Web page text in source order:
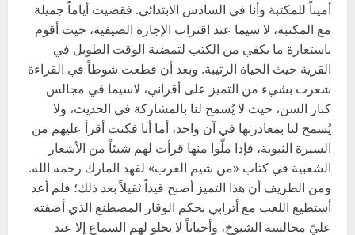
أميناً للمكتبة وأنا في السادس الابتدائي. فقضيت أياماً جميلة
مع المكتبة، لا سيما عند اقتراب الإجازة الصيفية، حيث أقوم
باستعارة ما يكفي من الكتب لتمضية الوقت الطويل في
القرية حيث الحياة الرتيبة. وبعد أن قطعت شوطاً في القراءة
شعرت بشيء من التميز على أقراني، لاسيما في مجالس
كبار السن، حيث لا يُسمح لنا بالمشاركة في الحديث، ولا
يُسمح لنا بمغادرتها في آن واحد، أما أنا فكنت أقرأ عليهم من
السيرة النبوية، فإذا ملّوا منها قرأت لهم شيئاً من الأشعار
الشعبية في كتاب «من شيم العرب» لفهد المارك رحمه الله.
ومن الطريف أن هذا التميز أصبح قيداً ثقيلاً بعد ذلك؛ فلم أعد
أستطيع اللعب مع أترابي بحكم الوقار المصطنع الذي أضفته
عليّ مجالسة الشيوخ، وأحياناً لا يحلو لهم السماع إلا عند